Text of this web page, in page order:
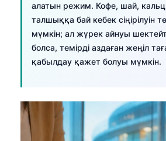
алатын режим. Кофе, шай,
талшыққа бай кебек сіңірілуін
мүмкін; ал жүрек айнуы
болса, темірді аздаған жеңіл
қабылдау қажет болуы мүмкін.
日本語
Čeština
Lietuvių kalba
Polski
한국어